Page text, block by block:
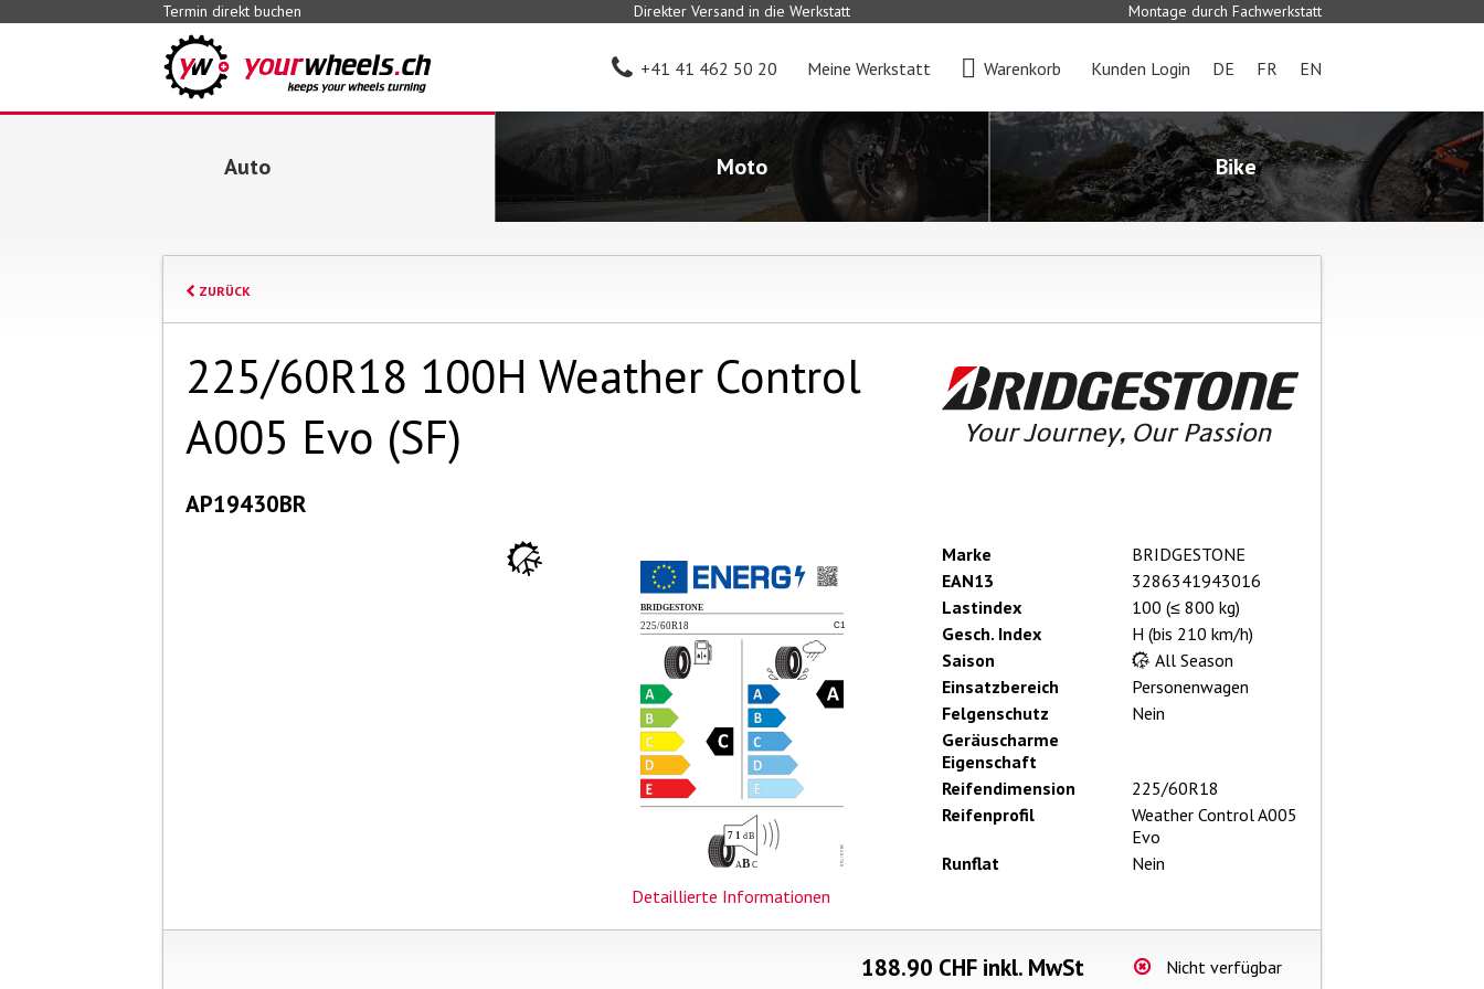
Termin direkt buchen Direkter Versand in die Werkstatt Montage durch Fachwerkstatt
+41 41 462 50 20 Meine Werkstatt Warenkorb Kunden Login DE FR EN
Auto Moto Bike
ZURÜCK
225/60R18 100H Weather Control
A005 Evo (SF)
AP19430BR
Detaillierte Informationen
Marke
BRIDGESTONE
EAN13
3286341943016
Lastindex
100 (≤ 800 kg)
Gesch. Index
H (bis 210 km/h)
Saison
All Season
Einsatzbereich
Personenwagen
Felgenschutz
Nein
Geräuscharme
Eigenschaft
Reifendimension
225/60R18
Reifenprofil
Weather Control A005
Evo
Runflat
Nein
188.90 CHF inkl. MwSt Nicht verfügbar